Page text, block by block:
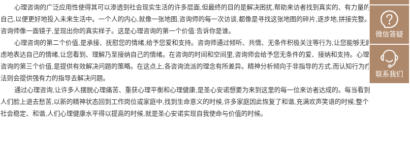
心理咨询的广泛应用性使得其可以渗透到社会现实生活的许多层面,但最终的目的是解决困扰,帮助来访者找到真实的、有力量的
自己,以便更好地投入未来生活中。一个人的内心,就像一张地图,咨询师的每一次访谈,都像是寻找这张地图的碎片,逐步地,拼接完整。
咨询师像一面镜子,呈现出你的真实样子。这是心理咨询的第一个价值:告诉你是谁。
心理咨询的第二个价值,是承接、抚慰您的情绪,给予您爱和支持。咨询师通过倾听、共情、无条件积极关注等行为,让您能够无顾
虑地表达自己的情绪,让您看到、理解乃至接纳自己的情绪。在咨询的时间和空间里,咨询师会给予您无条件的爱、接纳和支持。心理
咨询的第三个价值,是提供有效解决问题的策略。在这点上,各咨询流派的理念有所差异。精神分析倾向于非指导的方式,而认知行为疗
法则会提供强有力的指导去解决问题。
通过心理咨询,让许多人摆脱心理痛苦、重获心理平衡和心理健康,是圣心安诺想要为来到这里的每一位来访者达成的。每当看到
人们脸上退去愁苦,以新的精神状态回到工作岗位或家庭中,找到生命意义的时候,许多家庭因此恢复了和谐,充满欢声笑语的时候;整个
社会稳定、和谐,人们心理健康水平得以提高的时候,就是圣心安诺实现自我使命与价值的时候。
微信答疑
联系我们